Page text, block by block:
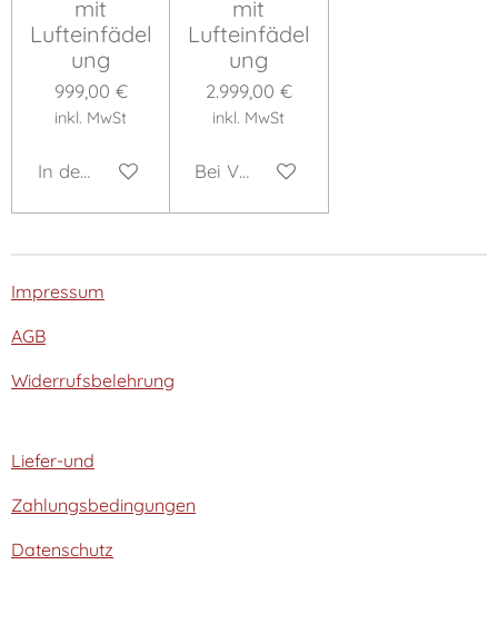
mit
Lufteinfädel
ung
999,00 €
inkl. MwSt
In den Warenkorb
mit
Lufteinfädel
ung
2.999,00 €
inkl. MwSt
Bei Verfügbarkeit benachrichtigen
Impressum
AGB
Widerrufsbelehrung
Liefer-und
Zahlungsbedingungen
Datenschutz